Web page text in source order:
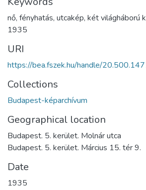
nő, fényhatás, utcakép, két világháború
1935
URI
https://bea.fszek.hu/handle/
Collections
Budapest-képarchívum
Geographical location
Budapest. 5. kerület. Molnár utca
Budapest. 5. kerület. Március 15. tér 9.
Date
1935